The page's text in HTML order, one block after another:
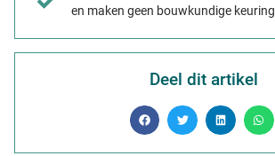
en maken geen bouwkundige keuring
Deel dit artikel